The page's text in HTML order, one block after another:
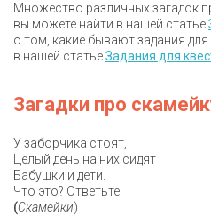
Множество различных загадок
вы можете найти в нашей статье
о том, какие бывают задания для
в нашей статьеЗадания для
Загадки про
У заборчика стоят,
Целый день на них сидят
Бабушки и дети.
Что это? Ответьте!
(Скамейки)